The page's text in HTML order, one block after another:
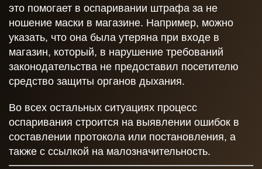
это помогает в оспаривании штрафа за не
ношение маски в магазине. Например, можно
указать, что она была утеряна при входе в
магазин, который, в нарушение требований
законодательства не предоставил посетителю
средство защиты органов дыхания.
Во всех остальных ситуациях процесс
оспаривания строится на выявлении ошибок в
составлении протокола или постановления, а
также с ссылкой на малозначительность.